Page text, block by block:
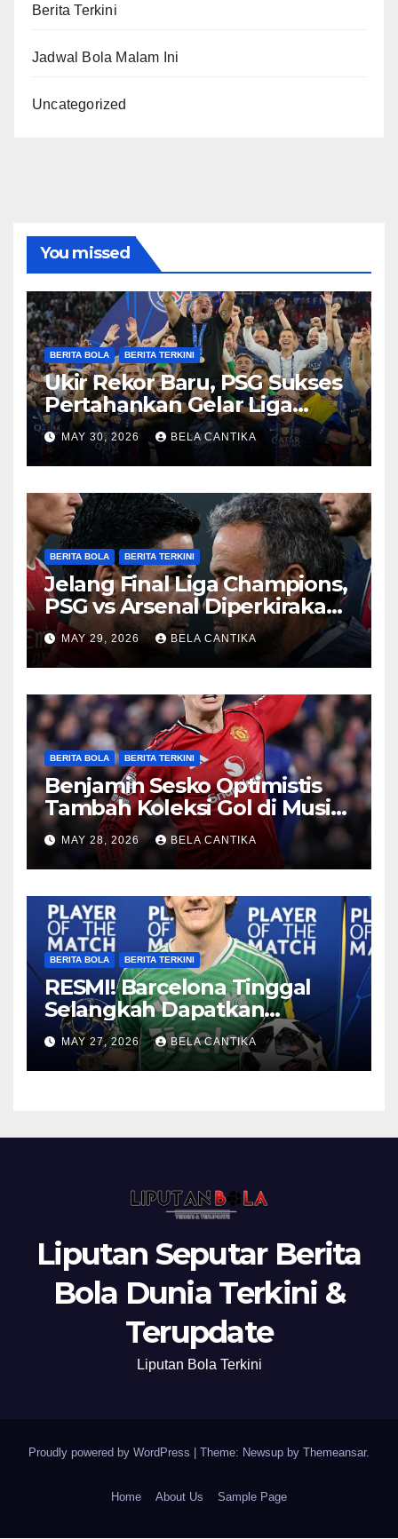
Berita Terkini
Jadwal Bola Malam Ini
Uncategorized
You missed
BERITA BOLA BERITA TERKINI
Ukir Rekor Baru, PSG Sukses
Pertahankan Gelar Liga
Champions
MAY 30, 2026 BELA CANTIKA
BERITA BOLA BERITA TERKINI
Jelang Final Liga Champions,
PSG vs Arsenal Diperkirakan
Sengit
MAY 29, 2026 BELA CANTIKA
BERITA BOLA BERITA TERKINI
Benjamin Sesko Optimistis
Tambah Koleksi Gol di Musim
2026/27
MAY 28, 2026 BELA CANTIKA
BERITA BOLA BERITA TERKINI
RESMI! Barcelona Tinggal
Selangkah Dapatkan
Anthony Gordon
MAY 27, 2026 BELA CANTIKA
Liputan Seputar Berita
Bola Dunia Terkini &
Terupdate
Liputan Bola Terkini
Proudly powered by WordPress Theme: Newsup by Themeansar.
Home About Us Sample Page